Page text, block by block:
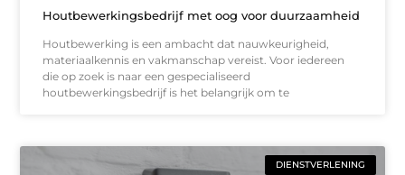
Houtbewerkingsbedrijf met oog voor duurzaamheid
Houtbewerking is een ambacht dat nauwkeurigheid,
materiaalkennis en vakmanschap vereist. Voor iedereen
die op zoek is naar een gespecialiseerd
houtbewerkingsbedrijf is het belangrijk om te
DIENSTVERLENING